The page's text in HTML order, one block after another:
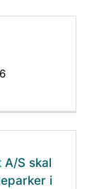
S skal
i